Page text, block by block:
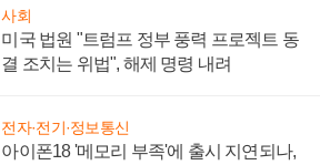
사회
미국 법원 "트럼프 정부 풍력 프로젝트 동
결 조치는 위법", 해제 명령 내려
전자·전기·정보통신
아이폰18 '메모리 부족'에 출시 지연되나,